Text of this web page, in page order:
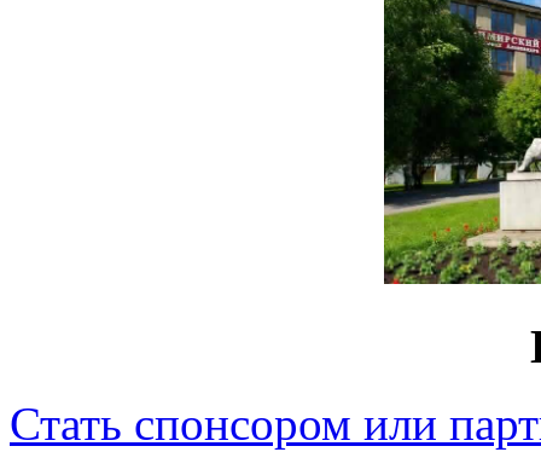
Стать спонсором или